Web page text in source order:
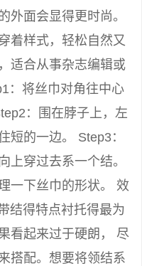
外面会显得更时尚。
着样式，轻松自然又
适合从事杂志编辑或
：将丝巾对角往中心
：围在脖子上，左
短的一边。 Step3：
上穿过去系一个结。
一下丝巾的形状。 效
结得特点衬托得最为
看起来过于硬朗， 尽
搭配。想要将领结系